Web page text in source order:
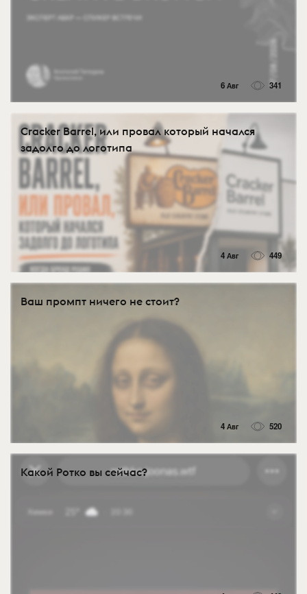
6 Авг 341
Cracker Barrel, или провал который начался
задолго до логотипа
4 Авг 449
Ваш промпт ничего не стоит?
4 Авг 520
Какой Ротко вы сейчас?